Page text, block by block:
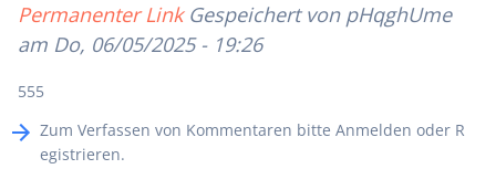
Permanenter Link Gespeichert von pHqghUme
am Do, 06/05/2025 - 19:26
555
Zum Verfassen von Kommentaren bitte Anmelden oder R
egistrieren.